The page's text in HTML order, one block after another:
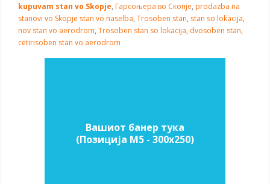
kupuvam stan vo Skopje, Гарсоњера во Скопје, prodazba na
stanovi vo Skopje stan vo naselba, Trosoben stan, stan so lokacija,
nov stan vo aerodrom, Trosoben stan so lokacija, dvosoben stan,
cetirisoben stan vo aerodrom
Вашиот банер тука
(Позиција M5 - 300х250)